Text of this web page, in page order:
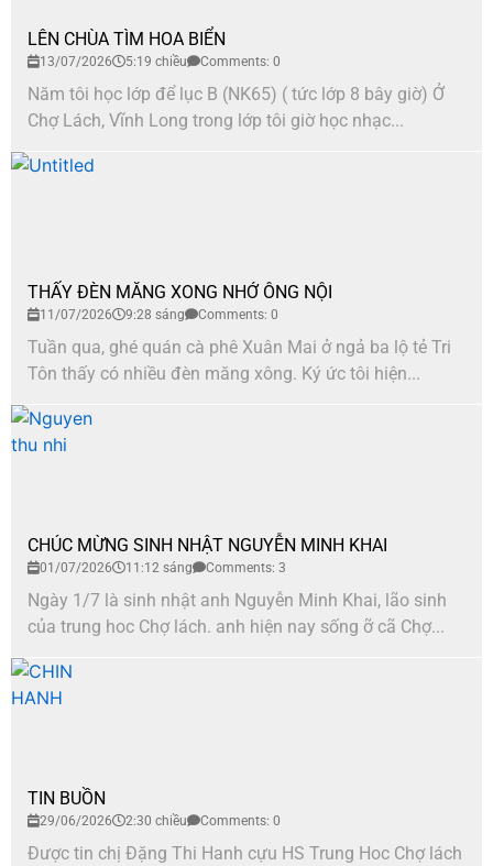
LÊN CHÙA TÌM HOA BIỂN
13/07/2026 5:19 chiều Comments: 0
Năm tôi học lớp để lục B (NK65) ( tức lớp 8 bây giờ) Ở
Chợ Lách, Vĩnh Long trong lớp tôi giờ học nhạc...
THẤY ĐÈN MĂNG XONG NHỚ ÔNG NỘI
11/07/2026 9:28 sáng Comments: 0
Tuần qua, ghé quán cà phê Xuân Mai ở ngả ba lộ tẻ Tri
Tôn thấy có nhiều đèn măng xông. Ký ức tôi hiện...
CHÚC MỪNG SINH NHẬT NGUYỄN MINH KHAI
01/07/2026 11:12 sáng Comments: 3
Ngày 1/7 là sinh nhật anh Nguyễn Minh Khai, lão sinh
của trung hoc Chợ lách. anh hiện nay sống ỡ cã Chợ...
TIN BUỒN
29/06/2026 2:30 chiều Comments: 0
Được tin chị Đặng Thi Hanh cựu HS Trung Hoc Chợ lách